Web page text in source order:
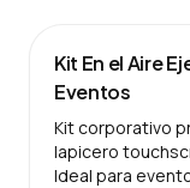
Kit En el Aire
Eventos
Kit corporativo
lapicero
Ideal para